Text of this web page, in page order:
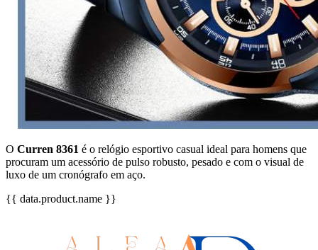
O Curren 8361 é o relógio esportivo casual ideal para homens que
procuram um acessório de pulso robusto, pesado e com o visual de
luxo de um cronógrafo em aço.
{{ data.product.name }}